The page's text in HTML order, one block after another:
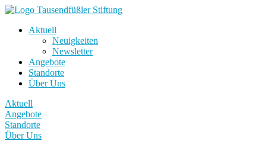
Aktuell
Neuigkeiten
Newsletter
Angebote
Standorte
Über Uns
Aktuell
Angebote
Standorte
Über Uns